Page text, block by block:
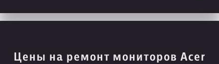
Цены на ремонт мониторов Acer